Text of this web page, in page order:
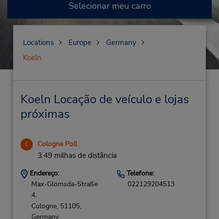
Selecionar meu carro
Locations Europe
Germany
Koeln
Koeln Locação de veículo e lojas
próximas
1 Cologne Poll
3.49 milhas de distância
Endereço:
Max-Glomsda-Straße
4,
Cologne, 51105,
Germany
Telefone:
022129204513